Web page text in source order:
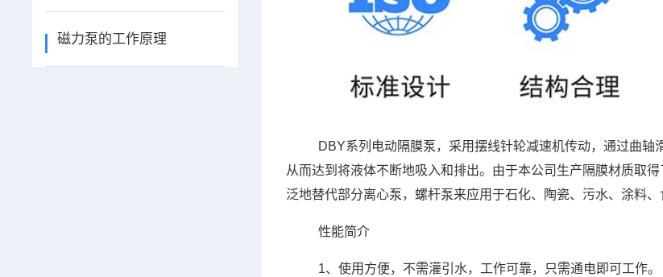
磁力泵的工作原理
DBY系列电动隔膜泵，采用摆线针轮减速机传动，通过曲轴
从而达到将液体不断地吸入和排出。由于本公司生产隔膜材质取
泛地替代部分离心泵，螺杆泵来应用于石化、陶瓷、污水、涂料、
性能简介
1、使用方便，不需灌引水，工作可靠，只需通电即可工作。